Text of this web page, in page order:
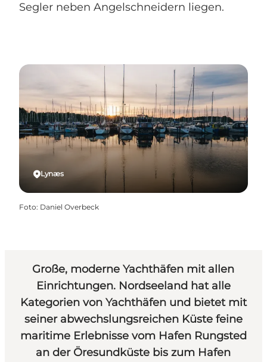
Segler neben Angelschneidern liegen.
Lynæs
Foto: Daniel Overbeck
Große, moderne Yachthäfen mit allen
Einrichtungen. Nordseeland hat alle
Kategorien von Yachthäfen und bietet mit
seiner abwechslungsreichen Küste feine
maritime Erlebnisse vom Hafen Rungsted
an der Öresundküste bis zum Hafen